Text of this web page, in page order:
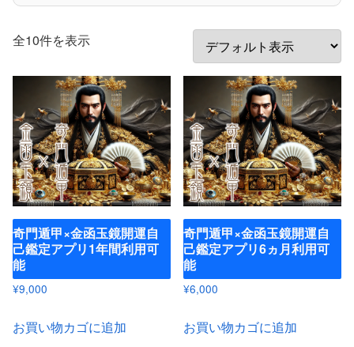
全10件を表示
奇門遁甲×金函玉鏡開運自
己鑑定アプリ1年間利用可
能
¥9,000
お買い物カゴに追加
奇門遁甲×金函玉鏡開運自
己鑑定アプリ6ヵ月利用可
能
¥6,000
お買い物カゴに追加